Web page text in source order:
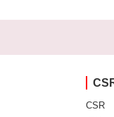
CSR